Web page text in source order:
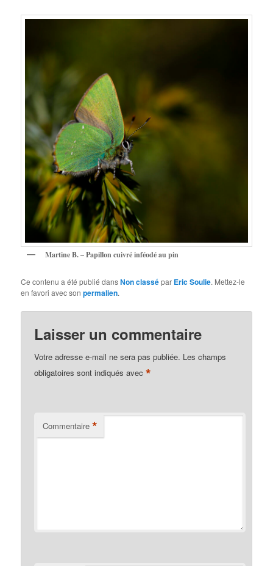
Martine B. – Papillon cuivré inféodé au pin
Ce contenu a été publié dansNon classépar Eric Soulie. Mettez-le
en favori avec sonpermalien.
Laisser un commentaire
Votre adresse e-mail ne sera pas publiée. Les champs
obligatoires sont indiqués avec*
Commentaire *